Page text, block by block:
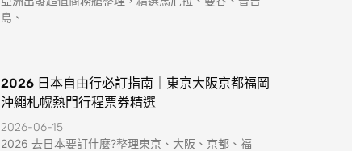
島、
2026 日本自由行必訂指南｜東京大阪京都福岡
沖繩札幌熱門行程票券精選
2026-06-15
2026 去日本要訂什麼?整理東京、大阪、京都、福